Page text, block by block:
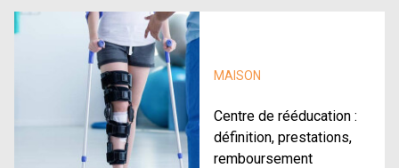
MAISON
Centre de rééducation :
définition, prestations,
remboursement